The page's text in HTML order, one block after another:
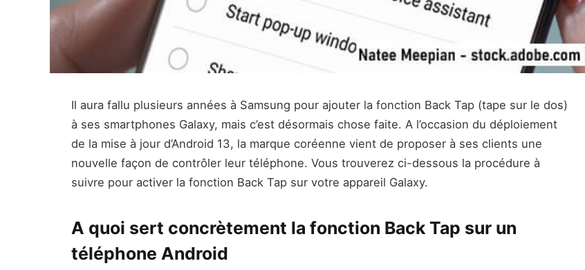
Il aura fallu plusieurs années à Samsung pour ajouter la fonction Back Tap (tape sur le dos)
à ses smartphones Galaxy, mais c’est désormais chose faite. A l’occasion du déploiement
de la mise à jour d’Android 13, la marque coréenne vient de proposer à ses clients une
nouvelle façon de contrôler leur téléphone. Vous trouverez ci-dessous la procédure à
suivre pour activer la fonction Back Tap sur votre appareil Galaxy.
A quoi sert concrètement la fonction Back Tap sur un
téléphone Android